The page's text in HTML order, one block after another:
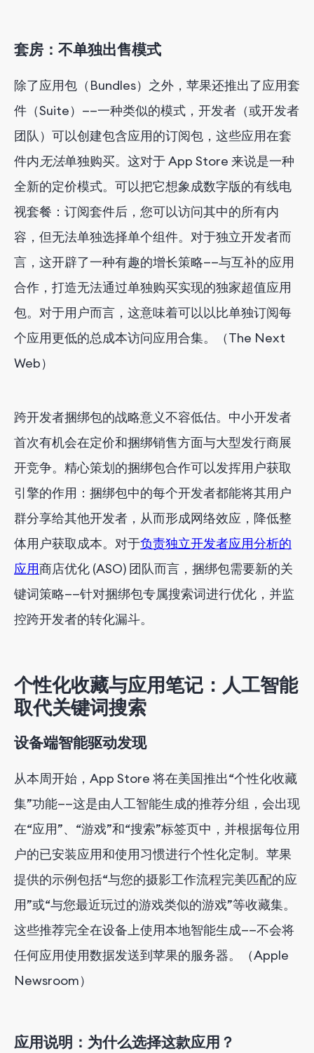
套房：不单独出售模式
除了应用包（Bundles）之外，苹果还推出了应用套
件（Suite）——一种类似的模式，开发者（或开发者
团队）可以创建包含应用的订阅包，这些应用在套
件内无法单独购买。这对于 App Store 来说是一种
全新的定价模式。可以把它想象成数字版的有线电
视套餐：订阅套件后，您可以访问其中的所有内
容，但无法单独选择单个组件。对于独立开发者而
言，这开辟了一种有趣的增长策略——与互补的应用
合作，打造无法通过单独购买实现的独家超值应用
包。对于用户而言，这意味着可以以比单独订阅每
个应用更低的总成本访问应用合集。（The Next
Web）
跨开发者捆绑包的战略意义不容低估。中小开发者
首次有机会在定价和捆绑销售方面与大型发行商展
开竞争。精心策划的捆绑包合作可以发挥用户获取
引擎的作用：捆绑包中的每个开发者都能将其用户
群分享给其他开发者，从而形成网络效应，降低整
体用户获取成本。对于负责独立开发者应用分析的
应用商店优化 (ASO) 团队而言，捆绑包需要新的关
键词策略——针对捆绑包专属搜索词进行优化，并监
控跨开发者的转化漏斗。
个性化收藏与应用笔记：人工智能
取代关键词搜索
设备端智能驱动发现
从本周开始，App Store 将在美国推出“个性化收藏
集”功能——这是由人工智能生成的推荐分组，会出现
在“应用”、“游戏”和“搜索”标签页中，并根据每位用
户的已安装应用和使用习惯进行个性化定制。苹果
提供的示例包括“与您的摄影工作流程完美匹配的应
用”或“与您最近玩过的游戏类似的游戏”等收藏集。
这些推荐完全在设备上使用本地智能生成——不会将
任何应用使用数据发送到苹果的服务器。（Apple
Newsroom）
应用说明：为什么选择这款应用？